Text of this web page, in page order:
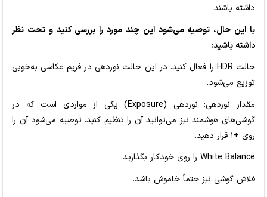
داشته باشند.
با این حال، توصیه می‌شود این چند مورد را بررسی کنید و تحت نظر
داشته باشید:
حالت HDR را فعال کنید. در این حالت نوردهی در فریم عکاسی به‌خوبی
توزیع می‌شود.
مقدار نوردهی: نوردهی (Exposure) یکی از مواردی است که در
گوشی‌های هوشمند نیز می‌توانید آن را تنظیم کنید. توصیه می‌شود آن را
روی +۱ قرار دهید.
White Balance را روی خودکار بگذارید.
فلاش گوشی نیز حتماً خاموش باشد.